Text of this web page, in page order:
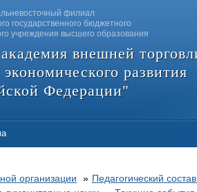
филиал
государственного бюджетного
учреждения высшего образования
внешней
развития
Федерации"
организации » Педагогический